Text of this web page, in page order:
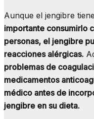
Aunque el jengibre
importante consumirlo
personas, el jengibre
reacciones alérgicas.
problemas de
medicamentos
médico antes de
jengibre en su dieta.